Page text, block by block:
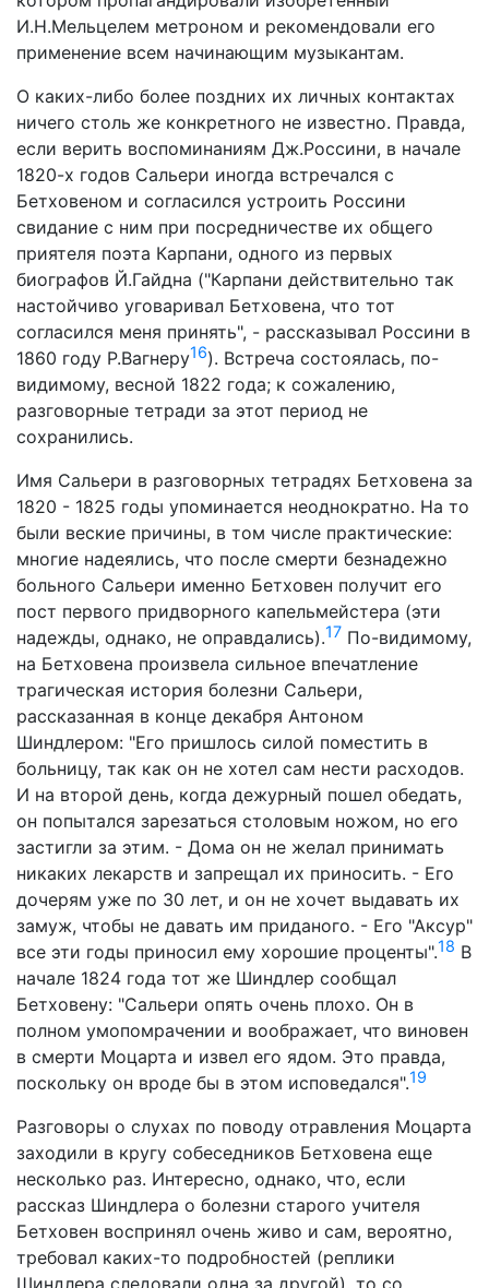
И.Н.Мельцелем метроном и рекомендовали его
применение всем начинающим музыкантам.
О каких-либо более поздних их личных контактах
ничего столь же конкретного не известно. Правда,
если верить воспоминаниям Дж.Россини, в начале
1820-х годов Сальери иногда встречался с
Бетховеном и согласился устроить Россини
свидание с ним при посредничестве их общего
приятеля поэта Карпани, одного из первых
биографов Й.Гайдна ("Карпани действительно так
настойчиво уговаривал Бетховена, что тот
согласился меня принять", - рассказывал Россини в
1860 году Р.Вагнеру16). Встреча состоялась, по-
видимому, весной 1822 года; к сожалению,
разговорные тетради за этот период не
сохранились.
Имя Сальери в разговорных тетрадях Бетховена за
1820 - 1825 годы упоминается неоднократно. На то
были веские причины, в том числе практические:
многие надеялись, что после смерти безнадежно
больного Сальери именно Бетховен получит его
пост первого придворного капельмейстера (эти
надежды, однако, не оправдались).17 По-видимому,
на Бетховена произвела сильное впечатление
трагическая история болезни Сальери,
рассказанная в конце декабря Антоном
Шиндлером: "Его пришлось силой поместить в
больницу, так как он не хотел сам нести расходов.
И на второй день, когда дежурный пошел обедать,
он попытался зарезаться столовым ножом, но его
застигли за этим. - Дома он не желал принимать
никаких лекарств и запрещал их приносить. - Его
дочерям уже по 30 лет, и он не хочет выдавать их
замуж, чтобы не давать им приданого. - Его "Аксур"
все эти годы приносил ему хорошие проценты".18 В
начале 1824 года тот же Шиндлер сообщал
Бетховену: "Сальери опять очень плохо. Он в
полном умопомрачении и воображает, что виновен
в смерти Моцарта и извел его ядом. Это правда,
поскольку он вроде бы в этом исповедался".19
Разговоры о слухах по поводу отравления Моцарта
заходили в кругу собеседников Бетховена еще
несколько раз. Интересно, однако, что, если
рассказ Шиндлера о болезни старого учителя
Бетховен воспринял очень живо и сам, вероятно,
требовал каких-то подробностей (реплики
Шиндлера следовали одна за другой), то со